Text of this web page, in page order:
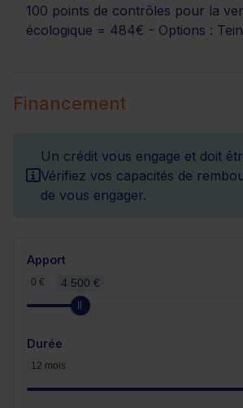
100 points de contrôles pour la
écologique = 484€ - Options :
Financement
Un crédit vous engage et doit
Vérifiez vos capacités de
de vous engager.
Apport
0 € 4 500 €
Durée
12 mois